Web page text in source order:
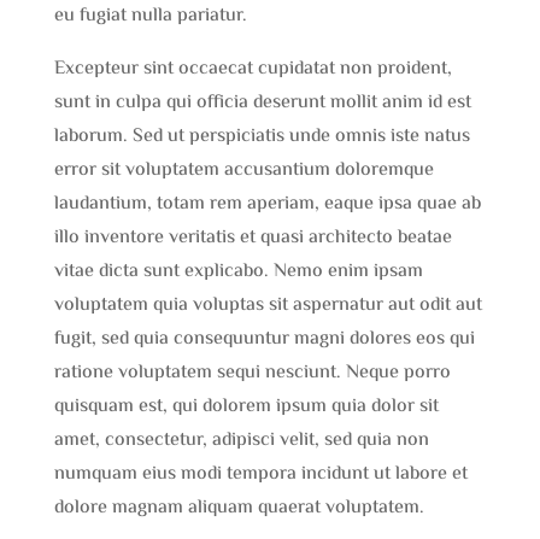
eu fugiat nulla pariatur.
Excepteur sint occaecat cupidatat non proident,
sunt in culpa qui officia deserunt mollit anim id est
laborum. Sed ut perspiciatis unde omnis iste natus
error sit voluptatem accusantium doloremque
laudantium, totam rem aperiam, eaque ipsa quae ab
illo inventore veritatis et quasi architecto beatae
vitae dicta sunt explicabo. Nemo enim ipsam
voluptatem quia voluptas sit aspernatur aut odit aut
fugit, sed quia consequuntur magni dolores eos qui
ratione voluptatem sequi nesciunt. Neque porro
quisquam est, qui dolorem ipsum quia dolor sit
amet, consectetur, adipisci velit, sed quia non
numquam eius modi tempora incidunt ut labore et
dolore magnam aliquam quaerat voluptatem.